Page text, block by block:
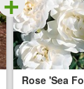
Rose 'Sea